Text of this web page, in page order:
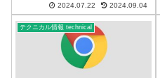
Microsoftアカウントを持たない
ローカルアカウント ユーザー と
してインストールすることが可
2024.07.22 2024.09.04
テクニカル情報 technical